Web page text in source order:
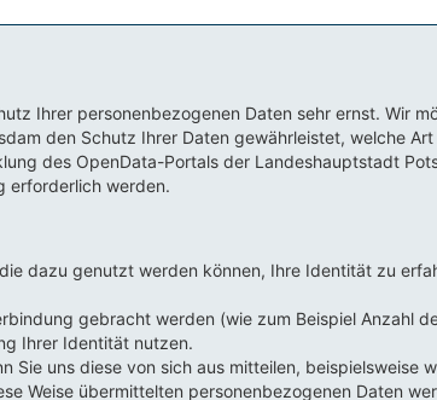
Ihrer personenbezogenen Daten sehr ernst. Wir
den Schutz Ihrer Daten gewährleistet, welche
des OpenData-Portals der Landeshauptstadt
erforderlich werden.
dazu genutzt werden können, Ihre Identität zu
gebracht werden (wie zum Beispiel Anzahl
Ihrer Identität nutzen.
Sie uns diese von sich aus mitteilen, beispielsweise
Weise übermittelten personenbezogenen Daten